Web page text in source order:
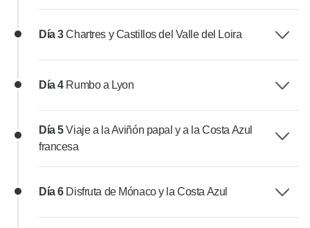
Día 3Chartres y Castillos del Valle del Loira
Día 4 Rumbo a Lyon
Día 5Viaje a la Aviñón papal y a la Costa Azul
francesa
Día 6 Disfruta de Mónaco y la Costa Azul